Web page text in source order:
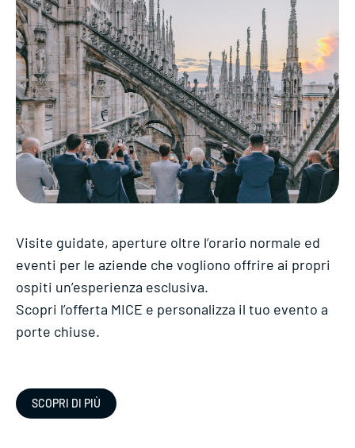
Visite guidate, aperture oltre l’orario normale ed
eventi per le aziende che vogliono offrire ai propri
ospiti un’esperienza esclusiva.
Scopri l’offerta MICE e personalizza il tuo evento a
porte chiuse.
SCOPRI DI PIÙ